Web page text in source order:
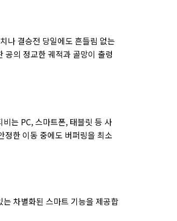
나 결승전 당일에도 흔들림 없는
공의 정교한 궤적과 골망이 출렁
는 PC, 스마트폰, 태블릿 등 사
정한 이동 중에도 버퍼링을 최소
차별화된 스마트 기능을 제공합